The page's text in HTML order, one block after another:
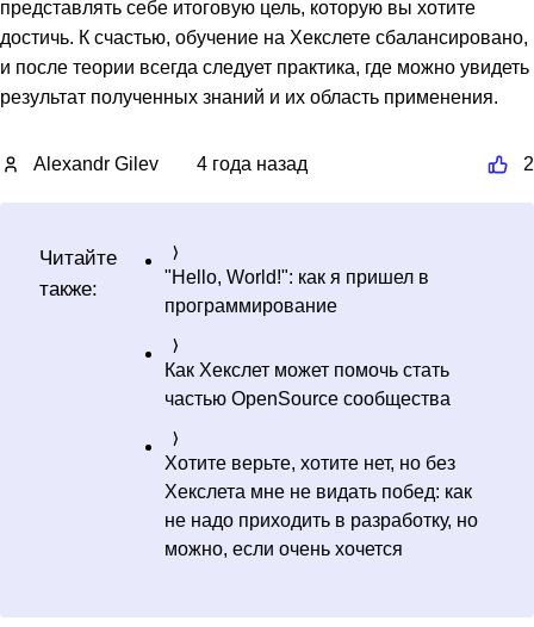
представлять себе итоговую цель, которую вы хотите
достичь. К счастью, обучение на Хекслете сбалансировано,
и после теории всегда следует практика, где можно увидеть
результат полученных знаний и их область применения.
Alexandr Gilev 4 года назад 2
Читайте
также:
"Hello, World!": как я пришел в
программирование
Как Хекслет может помочь стать
частью OpenSource сообщества
Хотите верьте, хотите нет, но без
Хекслета мне не видать побед: как
не надо приходить в разработку, но
можно, если очень хочется